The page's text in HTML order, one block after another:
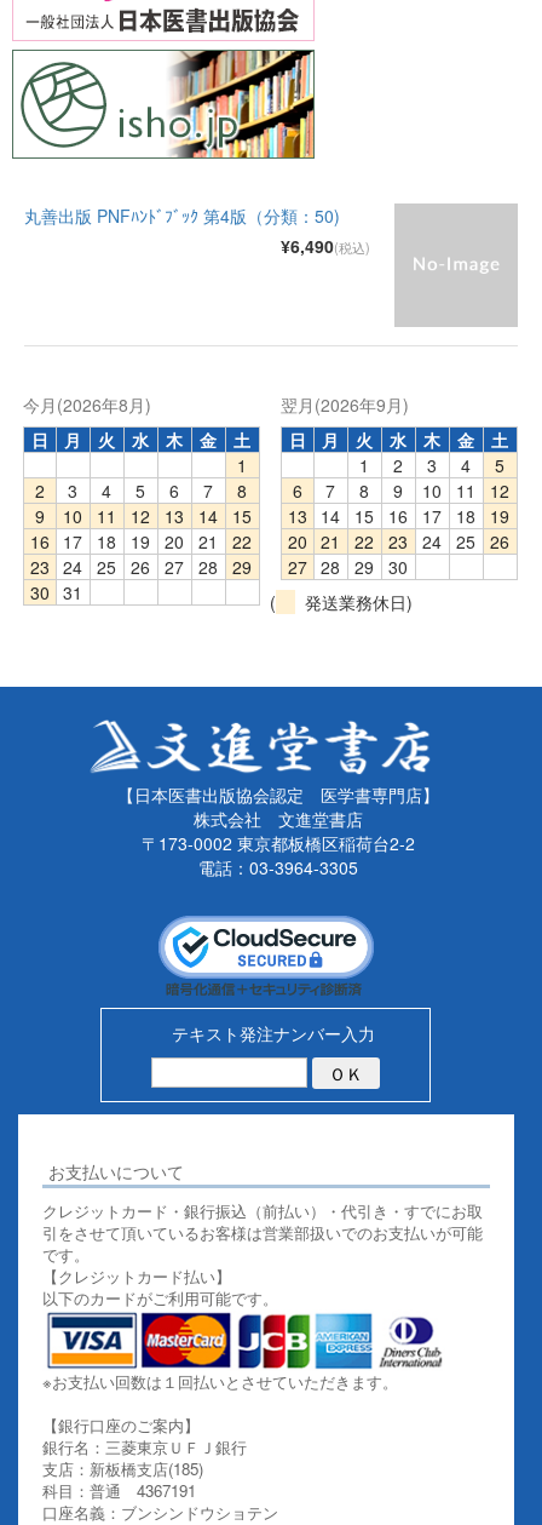
丸善出版 PNFﾊﾝﾄﾞﾌﾞｯｸ 第4版（分類：50)
¥6,490(税込)
今月(2026年8月)
日
月 火 水 木 金
土
1
2
3 4 5 6 7
8
9
10 11 12 13 14
15
16
17 18 19 20 21
22
23
24 25 26 27 28
29
30
31
翌月(2026年9月)
日
月 火 水 木 金
土
1
2 3 4
5
6
7 8 9 10 11
12
13
14 15 16 17 18
19
20
21 22 23 24 25
26
27 28 29
30
(
発送業務休日)
【日本医書出版協会認定 医学書専門店】
株式会社 文進堂書店
〒173-0002 東京都板橋区稲荷台2-2
電話：03-3964-3305
テキスト発注ナンバー入力
お支払いについて
クレジットカード・銀行振込（前払い）・代引き・すでにお取
引をさせて頂いているお客様は営業部扱いでのお支払いが可能
です。
【クレジットカード払い】
以下のカードがご利用可能です。
※お支払い回数は１回払いとさせていただきます。
【銀行口座のご案内】
銀行名：三菱東京ＵＦＪ銀行
支店：新板橋支店(185)
科目：普通 4367191
口座名義：ブンシンドウショテン